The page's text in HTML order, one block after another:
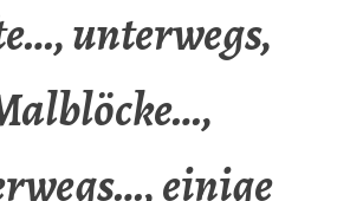
unterwegs,
einige